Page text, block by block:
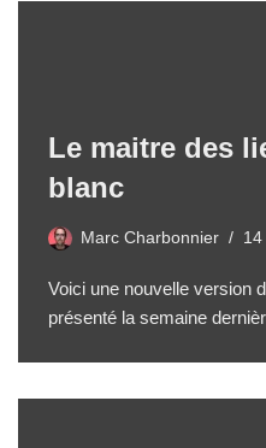
Le maitre des
blanc
Marc Charbonnier
Voici une nouvelle version
présenté la semaine